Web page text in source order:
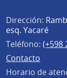
Dirección:
esq. Yacaré
Teléfono: (+598
Contacto
Horario de